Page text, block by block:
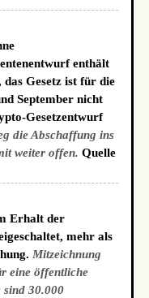
enthält
Gesetz ist für die
September nicht
Gesetzentwurf
die Abschaffung ins
weiter offen. Quelle
Erhalt der
mehr als
Mitzeichnung
eine öffentliche
sind 30.000